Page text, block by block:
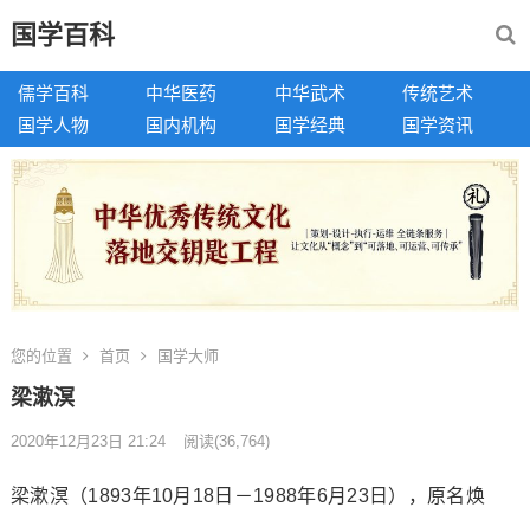
国学百科
儒学百科 中华医药 中华武术
传统艺术
国学人物
国内机构 国学经典 国学资讯
您的位置 首页 国学大师
梁漱溟
2020年12月23日 21:24 阅读(36,764)
梁漱溟（1893年10月18日－1988年6月23日），原名焕